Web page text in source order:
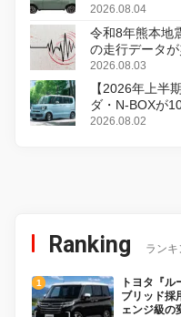
2026.08.04
令和8年熊本地
の走行データ
2026.08.03
【2026年上半
ダ・N-BOXが
感
2026.08.02
Ranking ランキ
トヨタ『
ブリッド採
ェンジ級の